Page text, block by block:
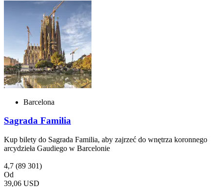
Barcelona
Sagrada Familia
Kup bilety do Sagrada Familia, aby zajrzeć do wnętrza koronnego
arcydzieła Gaudiego w Barcelonie
4,7 (89 301)
Od
39,06 USD